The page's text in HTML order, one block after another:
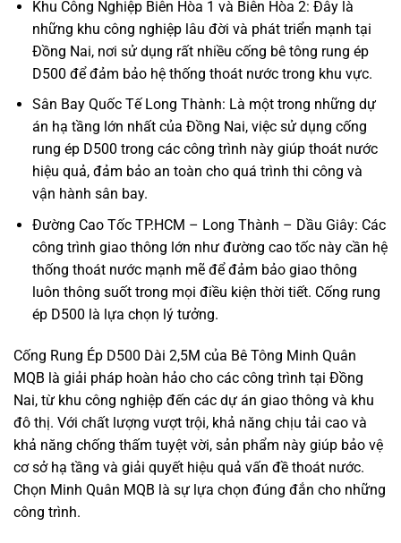
Khu Công Nghiệp Biên Hòa 1 và Biên Hòa 2: Đây là
những khu công nghiệp lâu đời và phát triển mạnh tại
Đồng Nai, nơi sử dụng rất nhiều cống bê tông rung ép
D500 để đảm bảo hệ thống thoát nước trong khu vực.
Sân Bay Quốc Tế Long Thành: Là một trong những dự
án hạ tầng lớn nhất của Đồng Nai, việc sử dụng cống
rung ép D500 trong các công trình này giúp thoát nước
hiệu quả, đảm bảo an toàn cho quá trình thi công và
vận hành sân bay.
Đường Cao Tốc TP.HCM – Long Thành – Dầu Giây: Các
công trình giao thông lớn như đường cao tốc này cần hệ
thống thoát nước mạnh mẽ để đảm bảo giao thông
luôn thông suốt trong mọi điều kiện thời tiết. Cống rung
ép D500 là lựa chọn lý tưởng.
Cống Rung Ép D500 Dài 2,5M của Bê Tông Minh Quân
MQB là giải pháp hoàn hảo cho các công trình tại Đồng
Nai, từ khu công nghiệp đến các dự án giao thông và khu
đô thị. Với chất lượng vượt trội, khả năng chịu tải cao và
khả năng chống thấm tuyệt vời, sản phẩm này giúp bảo vệ
cơ sở hạ tầng và giải quyết hiệu quả vấn đề thoát nước.
Chọn Minh Quân MQB là sự lựa chọn đúng đắn cho những
công trình.